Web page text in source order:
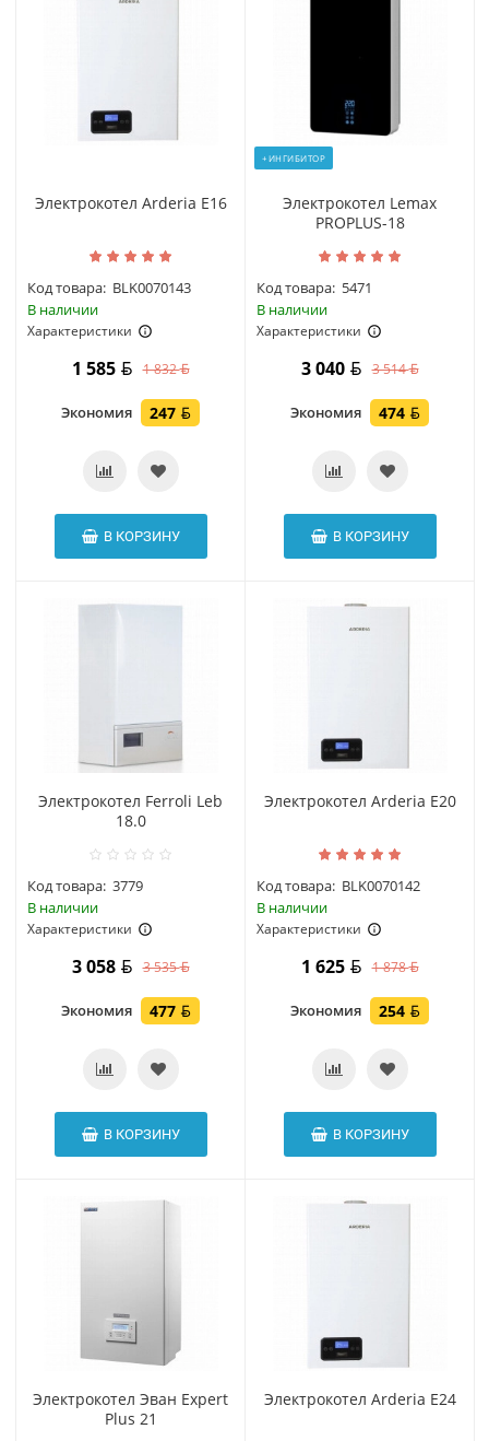
Электрокотел Arderia E16
Код товара: BLK0070143
В наличии
Характеристики
1 585 1 832
Экономия 247
В КОРЗИНУ
+ИНГИБИТОР
Электрокотел Lemax
PROPLUS-18
Код товара: 5471
В наличии
Характеристики
3 040 3 514
Экономия 474
В КОРЗИНУ
Электрокотел Ferroli Leb
18.0
Код товара: 3779
В наличии
Характеристики
3 058 3 535
Экономия 477
В КОРЗИНУ
Электрокотел Arderia E20
Код товара: BLK0070142
В наличии
Характеристики
1 625 1 878
Экономия 254
В КОРЗИНУ
Электрокотел Эван Expert
Plus 21
Электрокотел Arderia E24